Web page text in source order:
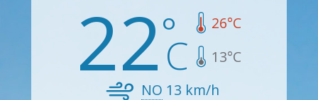
22 26°C
13°C
NO 13 km/h